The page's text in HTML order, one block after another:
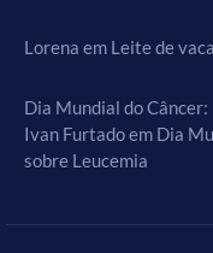
Lorena em Leite de
Dia Mundial do
Ivan Furtadoem Dia
sobre Leucemia